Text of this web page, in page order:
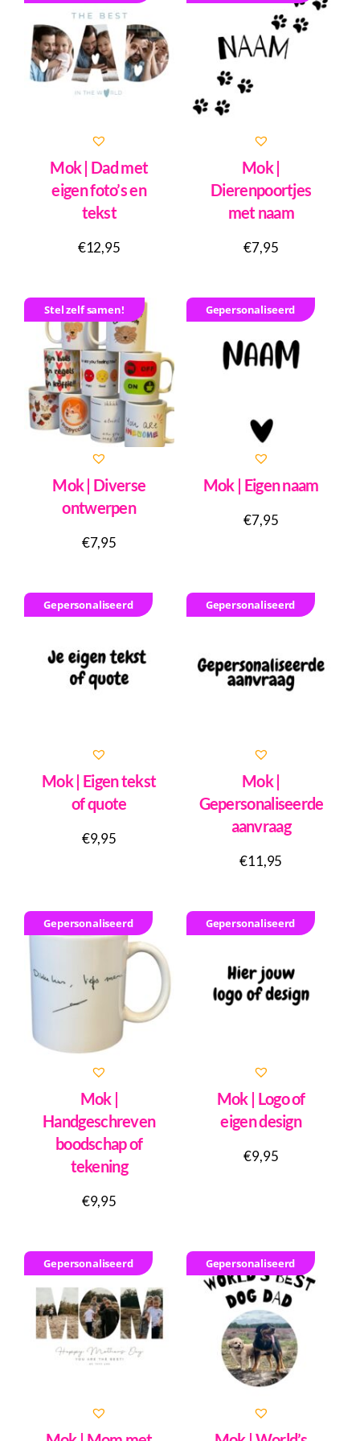
Inkopen
Relatiegeschenken
Contact
Tegeltjes
Wenskaarten
Woondecoratie
Mok | Dad met
eigen foto’s en
tekst
€12,95
Mok |
Dierenpoortjes
met naam
€7,95
Stel zelf samen!
Mok | Diverse
ontwerpen
€7,95
Gepersonaliseerd
Mok | Eigen naam
€7,95
Gepersonaliseerd
Mok | Eigen tekst
of quote
€9,95
Gepersonaliseerd
Mok |
Gepersonaliseerde
aanvraag
€11,95
Gepersonaliseerd
Mok |
Handgeschreven
boodschap of
tekening
€9,95
Gepersonaliseerd
Mok | Logo of
eigen design
€9,95
Gepersonaliseerd Gepersonaliseerd